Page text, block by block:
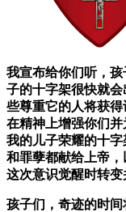
我宣布给你们听，
子的十字架很快就
些尊重它的人将获
在精神上增强你们并
我的儿子荣耀的十
和罪孽都献给上帝
这次意识觉醒时转变
孩子们，奇迹的时